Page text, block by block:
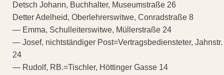
Detsch Johann, Buchhalter, Museumstraße 26
Detter Adelheid, Oberlehrerswitwe, Conradstraße 8
— Emma, Schulleiterswitwe, Müllerstraße 24
— Josef, nichtständiger Post=Vertragsbediensteter, Jahnstr.
24
— Rudolf, RB.=Tischler, Höttinger Gasse 14